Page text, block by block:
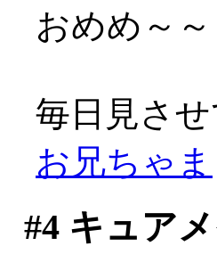
おめめ～
毎日見さ
お兄ちゃま
#4キュア